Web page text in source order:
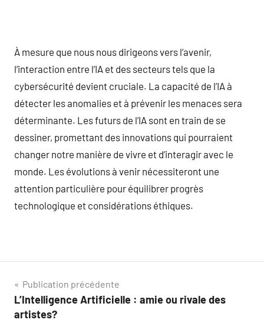
À mesure que nous nous dirigeons vers l’avenir,
l’interaction entre l’IA et des secteurs tels que la
cybersécurité devient cruciale. La capacité de l’IA à
détecter les anomalies et à prévenir les menaces sera
déterminante. Les futurs de l’IA sont en train de se
dessiner, promettant des innovations qui pourraient
changer notre manière de vivre et d’interagir avec le
monde. Les évolutions à venir nécessiteront une
attention particulière pour équilibrer progrès
technologique et considérations éthiques.
Navigation
de
Publication précédente
L’Intelligence Artificielle : amie ou rivale des
artistes?